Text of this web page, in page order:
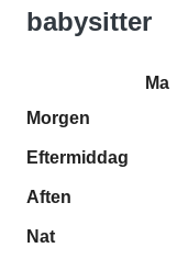
babysitter
Ma
Morgen
Eftermiddag
Aften
Nat